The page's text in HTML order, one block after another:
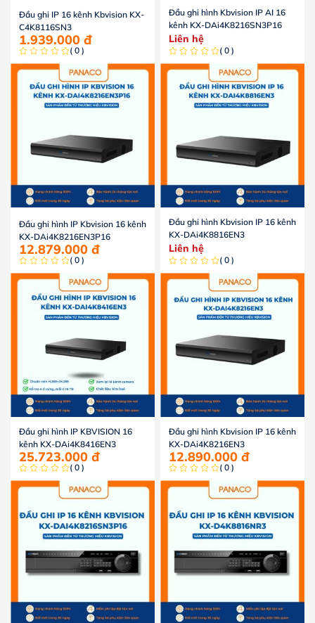
Đầu ghi IP 16 kênh Kbvision KX-
C4K8116SN3
1.939.000 đ
( 0 )
Đầu ghi hình Kbvision IP AI 16
kênh KX-DAi4K8216SN3P16
Liên hệ
( 0 )
Đầu ghi hình IP Kbvision 16 kênh
KX-DAi4K8216EN3P16
12.879.000 đ
( 0 )
Đầu ghi hình Kbvision IP 16 kênh
KX-DAi4K8816EN3
Liên hệ
( 0 )
Đầu ghi hình IP KBVISION 16
kênh KX-DAi4K8416EN3
25.723.000 đ
( 0 )
Đầu ghi hình Kbvision IP 16 kênh
KX-DAi4K8216EN3
12.890.000 đ
( 0 )